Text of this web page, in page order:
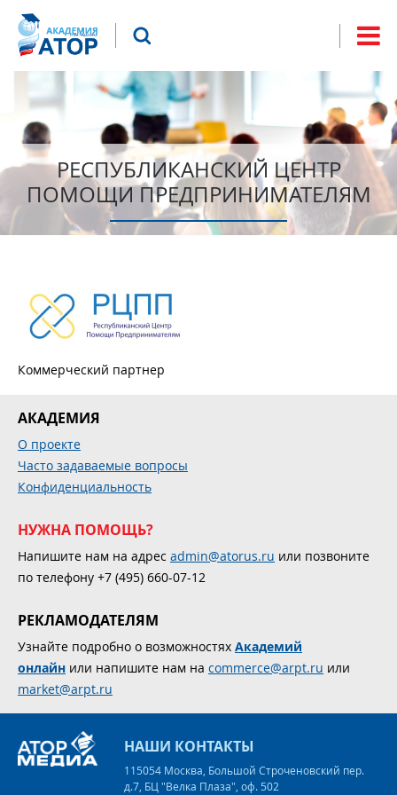
поиска
Что будем искать?
РЕСПУБЛИКАНСКИЙ ЦЕНТР
ПОМОЩИ ПРЕДПРИНИМАТЕЛЯМ
Коммерческий партнер
АКАДЕМИЯ
О проекте
Часто задаваемые вопросы
Конфиденциальность
НУЖНА ПОМОЩЬ?
Напишите нам на адрес admin@atorus.ru или позвоните
по телефону +7 (495) 660-07-12
РЕКЛАМОДАТЕЛЯМ
Узнайте подробно о возможностях Академий
онлайн или напишите нам на commerce@arpt.ru или
market@arpt.ru
НАШИ КОНТАКТЫ
115054 Москва, Большой Строченовский пер.
д.7, БЦ "Велка Плаза", оф. 502